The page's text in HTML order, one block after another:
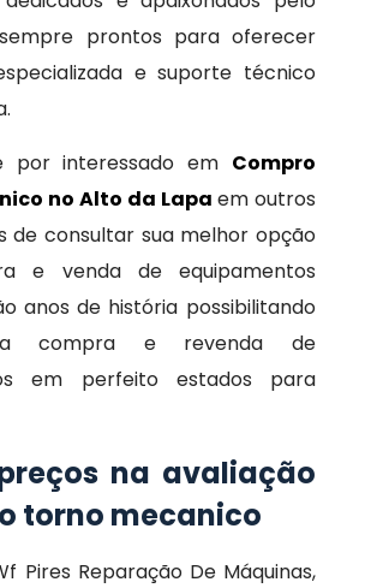
prontos para oferecer
e suporte técnico
por interessado em Compro
no Alto da Lapa em outros
de consultar sua melhor opção
e venda de equipamentos
anos de história possibilitando
compra e revenda de
em perfeito estados para
na avaliação
torno mecanico
Pires Reparação De Máquinas,